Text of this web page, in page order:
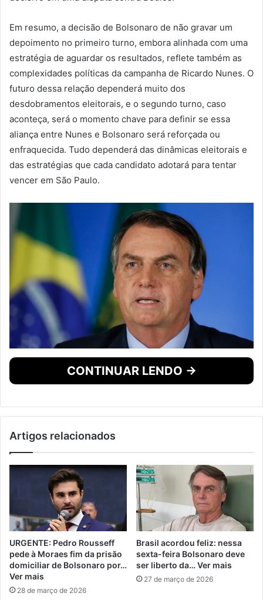
Em resumo, a decisão de Bolsonaro de não gravar um
depoimento no primeiro turno, embora alinhada com uma
estratégia de aguardar os resultados, reflete também as
complexidades políticas da campanha de Ricardo Nunes. O
futuro dessa relação dependerá muito dos
desdobramentos eleitorais, e o segundo turno, caso
aconteça, será o momento chave para definir se essa
aliança entre Nunes e Bolsonaro será reforçada ou
enfraquecida. Tudo dependerá das dinâmicas eleitorais e
das estratégias que cada candidato adotará para tentar
vencer em São Paulo.
CONTINUAR LENDO →
Artigos relacionados
URGENTE: Pedro Rousseff
pede à Moraes fim da prisão
domiciliar de Bolsonaro por…
Ver mais
28 de março de 2026
Brasil acordou feliz: nessa
sexta-feira Bolsonaro deve
ser liberto da… Ver mais
27 de março de 2026